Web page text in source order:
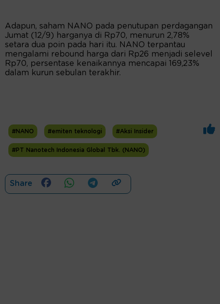
Adapun, saham NANO pada penutupan perdagangan
Jumat (12/9) harganya di Rp70, menurun 2,78%
setara dua poin pada hari itu. NANO terpantau
mengalami rebound harga dari Rp26 menjadi selevel
Rp70, persentase kenaikannya mencapai 169,23%
dalam kurun sebulan terakhir.
#NANO #emiten teknologi #Aksi Insider
#PT Nanotech Indonesia Global Tbk. (NANO)
Share